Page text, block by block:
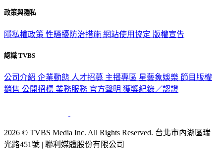
政策與隱私
隱私權政策 性騷擾防治措施 網站使用協定 版權宣告
認識 TVBS
公司介紹 企業動態 人才招募 主播專區 星藝象娛樂 節目版權
銷售 公開招標 業務服務 官方聲明 獲獎紀錄／認證
2026 © TVBS Media Inc. All Rights Reserved. 台北市內湖區瑞
光路451號 | 聯利媒體股份有限公司